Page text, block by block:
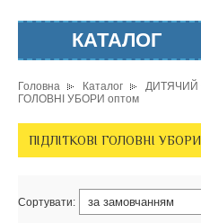
КАТАЛОГ
Головна Каталог ДИТЯЧИЙ
ГОЛОВНІ УБОРИ оптом
ПІДЛІТКОВІ ГОЛОВНІ
Сортувати: